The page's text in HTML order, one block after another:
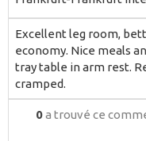
Excellent leg room,
economy. Nice meals
tray table in arm rest.
cramped.
0a trouvé ce